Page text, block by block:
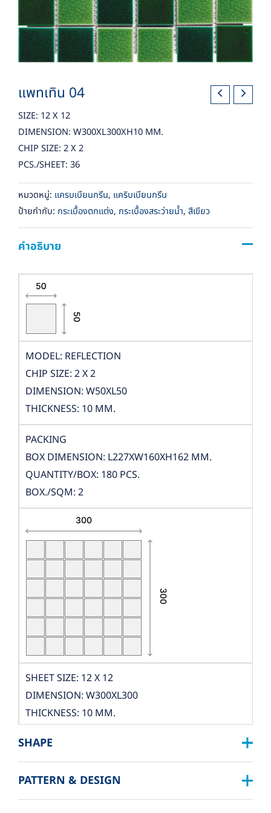
แพทเทิน 04
SIZE: 12 X 12
DIMENSION: W300XL300XH10 MM.
CHIP SIZE: 2 X 2
PCS./SHEET: 36
หมวดหมู่: แครบเบียนกรีน, แคริบเบียนกรีน
ป้ายกำกับ: กระเบื้องตกแต่ง, กระเบื้องสระว่ายน้ำ, สีเขียว
คำอธิบาย
MODEL: REFLECTION
CHIP SIZE: 2 X 2
DIMENSION: W50XL50
THICKNESS: 10 MM.
PACKING
BOX DIMENSION: L227XW160XH162 MM.
QUANTITY/BOX: 180 PCS.
BOX./SQM: 2
SHEET SIZE: 12 X 12
DIMENSION: W300XL300
THICKNESS: 10 MM.
PACKING
BOX DIMENSION: L324XW319XH122 MM.
QUANTITY/BOX: 10 SHEET
SHAPE
SQUARE :
PATTERN & DESIGN